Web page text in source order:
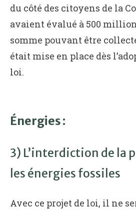
du côté des citoyens de la
avaient évalué à 500
somme pouvant être
était mise en place dès
loi.
Énergies :
3) L’interdiction de la
les énergies fossiles
Avec ce projet de loi, il ne